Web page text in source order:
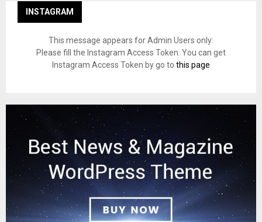
INSTAGRAM
This message appears for Admin Users only:
Please fill the Instagram Access Token. You can get
Instagram Access Token by go to this page